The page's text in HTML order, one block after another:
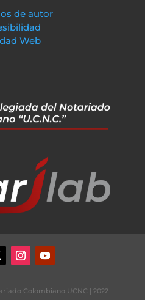
de autor
Web
Colombiano UCNC | 2022